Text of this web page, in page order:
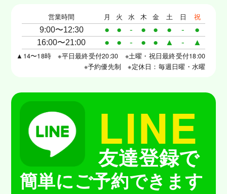
営業時間 月 火 水 木 金 土 日 祝
9:00〜12:30 ● ● - ● ● ● - ●
16:00〜21:00 ● ● - ● ● ▲ - ▲
▲14〜18時 ※平日最終受付20:30 ※土曜・祝日最終受付18:00
※予約優先制 ※定休日：毎週日曜・水曜
LINE
友達登録で
簡単にご予約できます